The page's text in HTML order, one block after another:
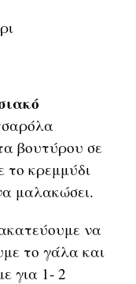
βουτύρου σε
το κρεμμύδι
μαλακώσει.
να
το γάλα και
για 1- 2